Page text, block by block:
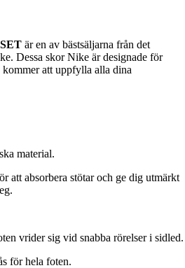
är en av bästsäljarna från det
Dessa skor Nike är designade för
att uppfylla alla dina
material.
att absorbera stötar och ge dig utmärkt
vrider sig vid snabba rörelser i sidled.
för hela foten.